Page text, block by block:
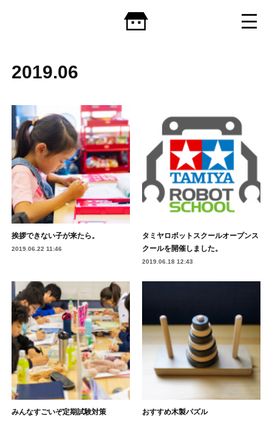
2019.06
挨拶できない子が来たら。
2019.06.22 11:46
タミヤロボットスクールオープンス
クールを開催しました。
2019.06.18 12:43
みんなすごいぞ定期試験対策 おすすめ木製パズル